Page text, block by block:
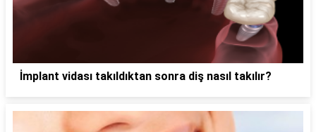
İmplant vidası takıldıktan sonra diş nasıl takılır?